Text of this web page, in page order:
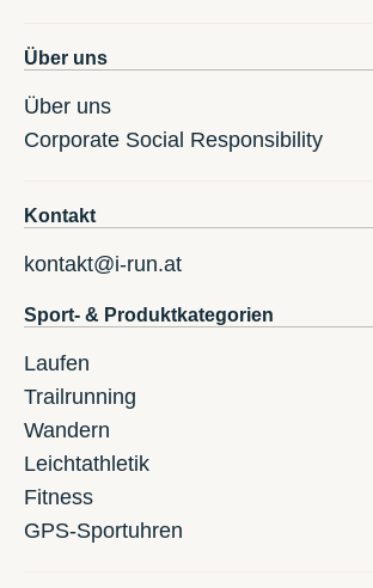
Über uns
Über uns
Corporate Social Responsibility
Kontakt
kontakt@i-run.at
Sport- & Produktkategorien
Laufen
Trailrunning
Wandern
Leichtathletik
Fitness
GPS-Sportuhren